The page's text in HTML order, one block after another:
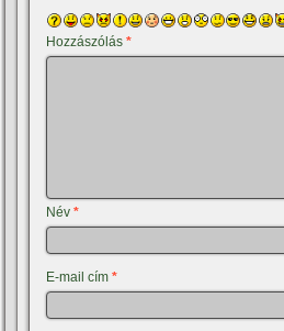
Hozzászólás*
Név*
E-mail cím*